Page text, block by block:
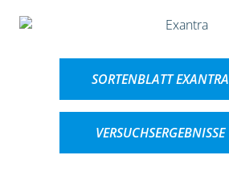
SORTENBLATT EXANTRA
VERSUCHSERGEBNISSE